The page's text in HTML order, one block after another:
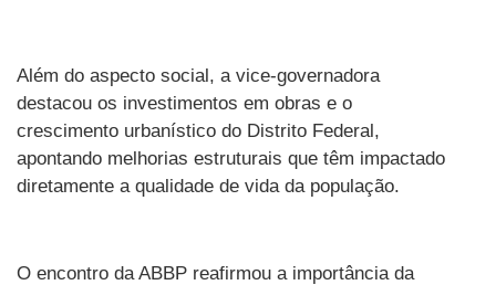
Além do aspecto social, a vice-governadora
destacou os investimentos em obras e o
crescimento urbanístico do Distrito Federal,
apontando melhorias estruturais que têm impactado
diretamente a qualidade de vida da população.
O encontro da ABBP reafirmou a importância da